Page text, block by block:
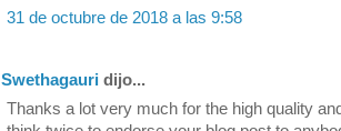
31 de octubre de 2018 a las 9:58
Swethagauri dijo...
Thanks a lot very much for the high quality